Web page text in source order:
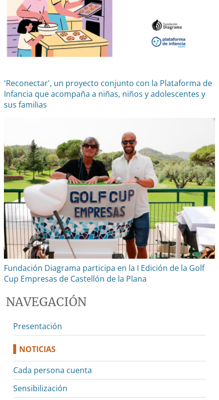
'Reconectar', un proyecto conjunto con la Plataforma de
Infancia que acompaña a niñas, niños y adolescentes y
sus familias
Fundación Diagrama participa en la I Edición de la Golf
Cup Empresas de Castellón de la Plana
NAVEGACIÓN
Presentación
NOTICIAS
Cada persona cuenta
Sensibilización